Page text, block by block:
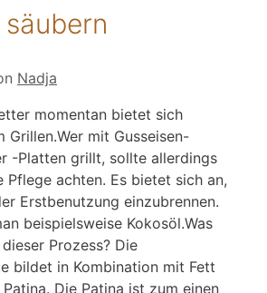
Nadja
momentan bietet sich
Grillen.Wer mit Gusseisen-
-Platten grillt, sollte allerdings
achten. Es bietet sich an,
Erstbenutzung einzubrennen.
beispielsweise Kokosöl.Was
Prozess? Die
bildet in Kombination mit Fett
Die Patina ist zum einen